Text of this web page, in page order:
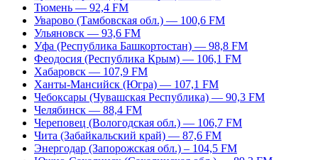
Тюмень — 92,4 FM
Уварово (Тамбовская обл.) — 100,6 FM
Ульяновск — 93,6 FM
Уфа (Республика Башкортостан) — 98,8 FM
Феодосия (Республика Крым) — 106,1 FM
Хабаровск — 107,9 FM
Ханты-Мансийск (Югра) — 107,1 FM
Чебоксары (Чувашская Республика) — 90,3 FM
Челябинск — 88,4 FM
Череповец (Вологодская обл.) — 106,7 FM
Чита (Забайкальский край) — 87,6 FM
Энергодар (Запорожская обл.) – 104,5 FM